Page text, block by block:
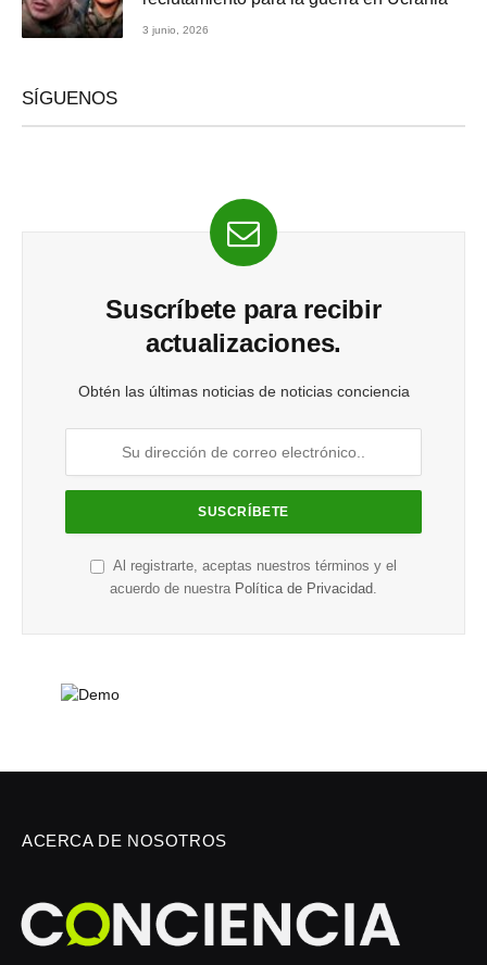
3 junio, 2026
SÍGUENOS
Suscríbete para recibir
actualizaciones.
Obtén las últimas noticias de noticias conciencia
Al registrarte, aceptas nuestros términos y el
acuerdo de nuestra Política de Privacidad.
ACERCA DE NOSOTROS